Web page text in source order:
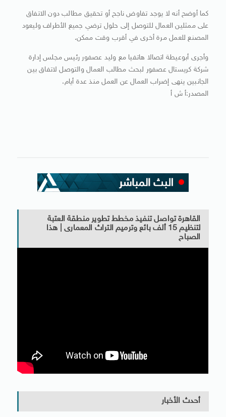
كما أوضح أنه لا يوجد تفاوض ناجح أو تحقيق مطالب دون الاتفاق
على ممثلين العمال للتوصل إلى حلول ترضي جميع الأطراف وليعود
المصنع للعمل مرة أخرى في أقرب وقت ممكن.
وأجرى أبوعيطة اتصالا هاتفيا مع وليد عصفور رئيس مجلس إدارة
شركة كريستال عصفور لبحث مطالب العمال والتوصل لاتفاق بين
الجانبين ينهى إضراب العمال عن العمل منذ عدة أيام.
المصدر:أ ش أ
القاهرة تواصل تنفيذ مخطط تطوير منطقة العتبة
لتنظيم 15 ألف بائع وترميم التراث المعمارى | هذا
الصباح
أحدث الأخبار